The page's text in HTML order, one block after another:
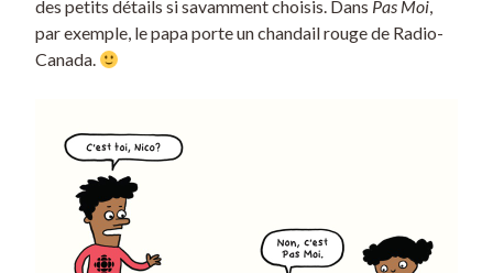
des petits détails si savamment choisis. Dans Pas Moi,
par exemple, le papa porte un chandail rouge de Radio-
Canada.